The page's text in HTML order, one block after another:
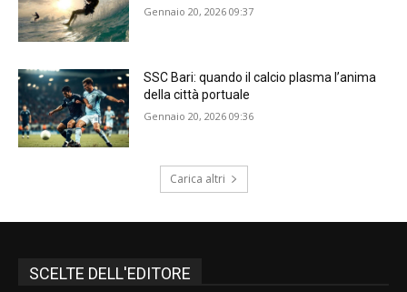
Gennaio 20, 2026 09:37
SSC Bari: quando il calcio plasma l’anima
della città portuale
Gennaio 20, 2026 09:36
Carica altri
SCELTE DELL'EDITORE